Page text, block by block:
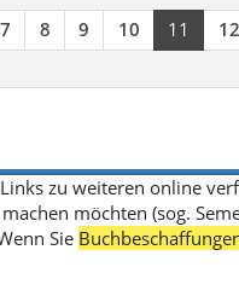
7 8 9 10 11 12
zu weiteren online
möchten (sog.
Sie